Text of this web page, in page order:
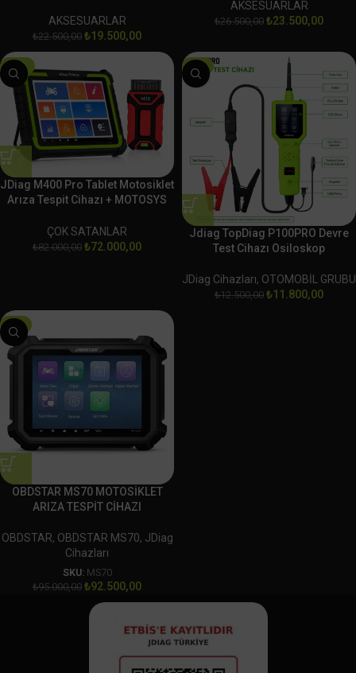
AKSESUARLAR
₺22.500,00 ₺19.500,00
AKSESUARLAR
₺26.500,00 ₺23.500,00
-12%
JDiag M400 Pro Tablet Motosiklet
Arıza Tespit Cihazı + MOTOSYS
ÇOK SATANLAR
₺82.000,00 ₺72.000,00
-6%
Jdiag TopDiag P100PRO Devre
Test Cihazı Osiloskop
JDiag Cihazları, OTOMOBİL GRUBU
₺12.500,00 ₺11.800,00
-3%
OBDSTAR MS70 MOTOSİKLET
ARIZA TESPİT CİHAZI
OBDSTAR, OBDSTAR MS70, JDiag
Cihazları
SKU: MS70
₺95.000,00 ₺92.500,00